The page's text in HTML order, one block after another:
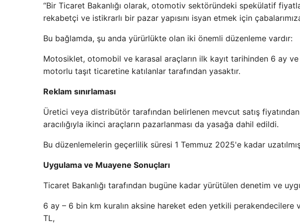
“Bir Ticaret Bakanlığı olarak, otomotiv sektöründeki spekülatif
rekabetçi ve istikrarlı bir pazar yapısını isyan etmek için
Bu bağlamda, şu anda yürürlükte olan iki önemli düzenleme vardır:
Motosiklet, otomobil ve karasal araçların ilk kayıt tarihinden 6 ay
motorlu taşıt ticaretine katılanlar tarafından yasaktır.
Reklam sınırlaması
Üretici veya distribütör tarafından belirlenen mevcut satış
aracılığıyla ikinci araçların pazarlanması da yasağa dahil edildi.
Bu düzenlemelerin geçerlilik süresi 1 Temmuz 2025'e kadar
Uygulama ve Muayene Sonuçları
Ticaret Bakanlığı tarafından bugüne kadar yürütülen denetim ve
6 ay – 6 bin km kuralın aksine hareket eden yetkili
TL,